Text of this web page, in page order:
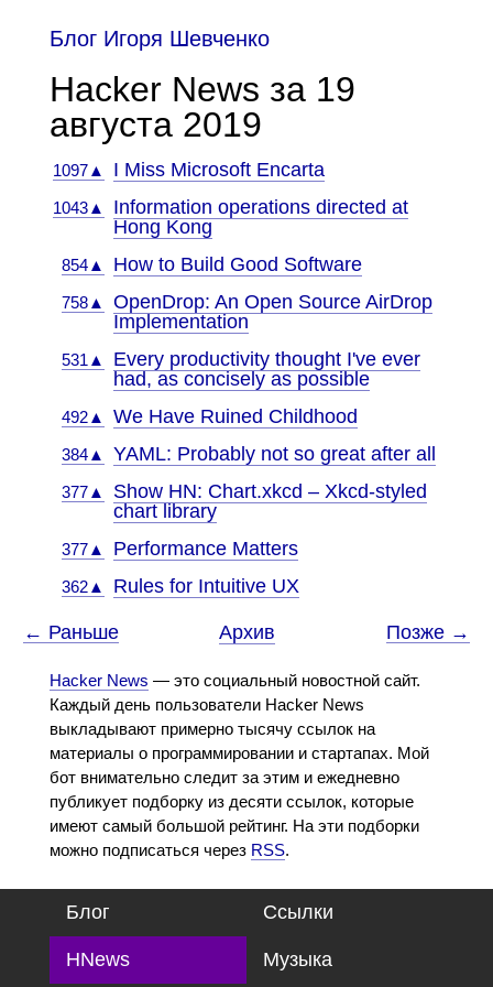
Блог Игоря Шевченко
Hacker News за 19
августа 2019
1097▲ I Miss Microsoft Encarta
1043▲
Information operations directed at
Hong Kong
854▲ How to Build Good Software
758▲
OpenDrop: An Open Source AirDrop
Implementation
531▲
Every productivity thought I've ever
had, as concisely as possible
492▲ We Have Ruined Childhood
384▲ YAML: Probably not so great after all
377▲
Show HN: Chart.xkcd – Xkcd-styled
chart library
377▲ Performance Matters
362▲ Rules for Intuitive UX
← Раньше Архив Позже →
Hacker News — это социальный новостной сайт.
Каждый день пользователи Hacker News
выкладывают примерно тысячу ссылок на
материалы о программировании и стартапах. Мой
бот внимательно следит за этим и ежедневно
публикует подборку из десяти ссылок, которые
имеют самый большой рейтинг. На эти подборки
можно подписаться через RSS.
Блог Ссылки
HNews Музыка